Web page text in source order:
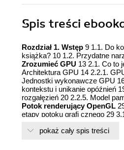
Spis treści
Rozdział 1. Wstęp 9 1.1. Do
książka? 10 1.2. Przydatne
Zrozumieć GPU 13 2.1. Co to
Architektura GPU 14 2.2.1.
Jednostki wykonawcze GPU
kontekstu i unikanie opóźnień
rozgałęzień 20 2.2.5. Model
Potok renderujący OpenGL
etapy potoku grafi cznego 29
Przetwarzanie fragmentów 31
pokaż cały spis treści